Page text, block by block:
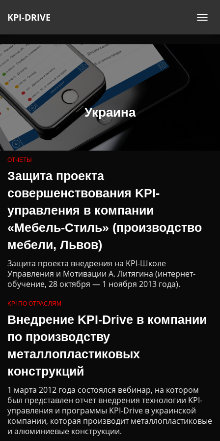
KPI-DRIVE
Украина
ОТЧЕТЫ
Защита проекта
совершенствования KPI-
управления в компании
«Мебель-Стиль» (производство
мебели, Львов)
Защита проекта внедрения на KPI-Школе
Управления и Мотивации А. Литягина (интернет-
обучение, 28 октября — 1 ноября 2013 года).
KPI ПО ОТРАСЛЯМ
Внедрение KPI-Drive в компании
по производству
металлопластиковых
конструкций
1 марта 2012 года состоялся вебинар, на котором
был представлен отчет внедрения технологии KPI-
управления и программы KPI-Drive в украинской
компании, которая производит металлопластиковые
и алюминиевые конструкции.